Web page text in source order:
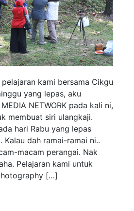
kami bersama Cikgu
yang lepas, aku
NETWORK pada kali ni,
membuat siri ulangkaji.
hari Rabu yang lepas
Kalau dah ramai-ramai ni..
macam perangai. Nak
Pelajaran kami untuk
[…]